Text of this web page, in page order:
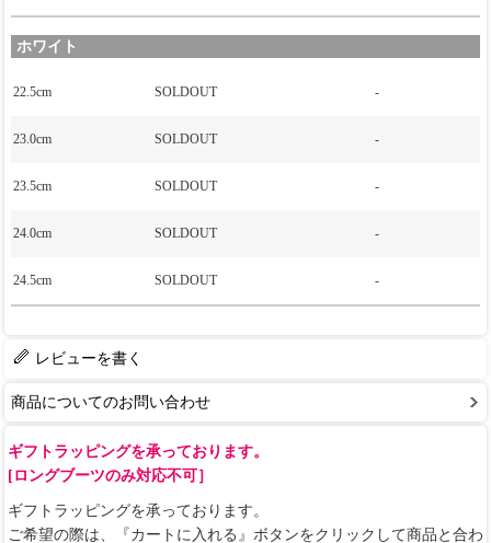
ホワイト
22.5cm SOLDOUT -
23.0cm SOLDOUT -
23.5cm SOLDOUT -
24.0cm SOLDOUT -
24.5cm SOLDOUT -
レビューを書く
商品についてのお問い合わせ
ギフトラッピングを承っております。
[ロングブーツのみ対応不可］
ギフトラッピングを承っております。
ご希望の際は、『カートに入れる』ボタンをクリックして商品と合わ